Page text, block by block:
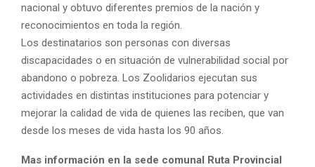
nacional y obtuvo diferentes premios de la nación y
reconocimientos en toda la región.
Los destinatarios son personas con diversas
discapacidades o en situación de vulnerabilidad social por
abandono o pobreza. Los Zoolidarios ejecutan sus
actividades en distintas instituciones para potenciar y
mejorar la calidad de vida de quienes las reciben, que van
desde los meses de vida hasta los 90 años.
Mas información en la sede comunal Ruta Provincial